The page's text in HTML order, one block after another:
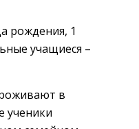
рождения, 1
учащиеся –
в
ученики